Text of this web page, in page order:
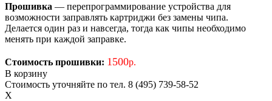
Прошивка — перепрограммирование устройства для
возможности заправлять картриджи без замены чипа.
Делается один раз и навсегда, тогда как чипы необходимо
менять при каждой заправке.
Стоимость прошивки: 1500р.
В корзину
Стоимость уточняйте по тел. 8 (495) 739-58-52
X